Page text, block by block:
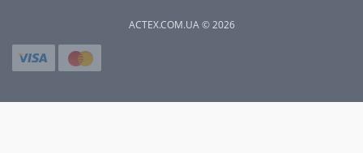
ACTEX.COM.UA © 2026